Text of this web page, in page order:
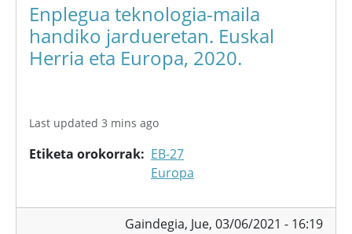
Enplegua teknologia-maila
handiko jardueretan. Euskal
Herria eta Europa, 2020.
Last updated 3 mins ago
Etiketa orokorrak
EB-27
Europa
Gaindegia, Jue, 03/06/2021 - 16:19